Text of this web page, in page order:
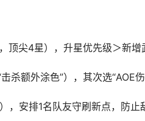
尖4星），升星优先级＞新增
杀额外涂色”），其次选“AOE伤
安排1名队友守刷新点，防止